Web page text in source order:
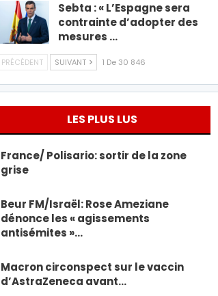
Sebta : « L’Espagne sera
contrainte d’adopter des
mesures …
PRÉCÉDENT SUIVANT 1 De 30 846
LES PLUS LUS
France/ Polisario: sortir de la zone
grise
Beur FM/Israël: Rose Ameziane
dénonce les « agissements
antisémites »…
Macron circonspect sur le vaccin
d’AstraZeneca avant…